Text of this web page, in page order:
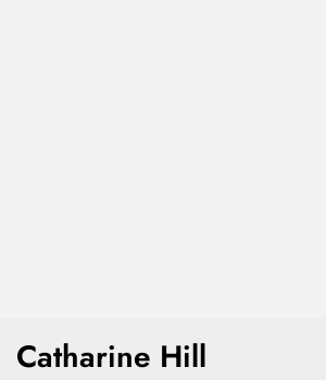
Catharine Hill